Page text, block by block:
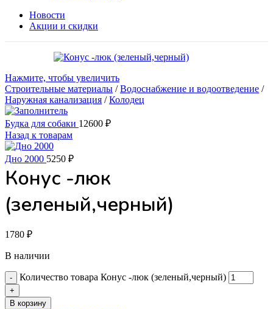
Новости
Акции и скидки
Нажмите, чтобы увеличить
Строительные материалы /Водоснабжение и водоотведение /
Наружная канализация /Колодец
Будка для собаки 12600 ₽
Назад к товарам
Дно 2000 5250 ₽
Конус -люк
(зеленый,черный)
1780 ₽
В наличии
Количество товара Конус -люк (зеленый,черный)
В корзину